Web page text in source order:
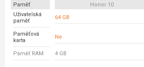
Paměť Honor 10
Uživatelská
paměť
64 GB
Paměťová
karta
Ne
Paměť RAM 4 GB